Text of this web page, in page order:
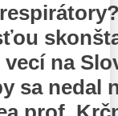
na
sa nedal